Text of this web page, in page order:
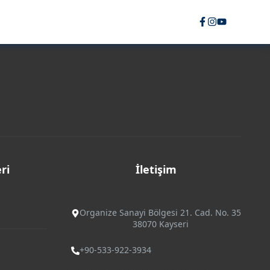
İletişim
Organize Sanayi Bölgesi 21. Cad. No. 35
38070 Kayseri
+90-533-922-3934